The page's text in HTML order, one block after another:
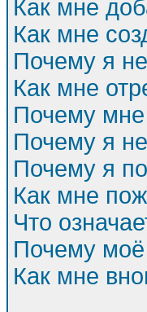
Как мне
Как мне
Почему я
Как мне
Почему
Почему я
Почему я
Как мне
Что
Почему
Как мне